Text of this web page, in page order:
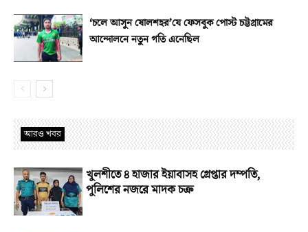
‘চলে আসুন ষোলশহর’যে ফেসবুক পোস্ট চট্টগ্রামের
আন্দোলনে নতুন গতি এনেছিল
আরও খবর
খুলশীতে ৪ হাজার ইয়াবাসহ গ্রেপ্তার দম্পতি,
পুলিশের নজরে মাদক চক্র